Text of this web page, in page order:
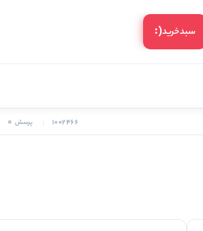
سبد‌خرید(:
1002466 پرسش 0